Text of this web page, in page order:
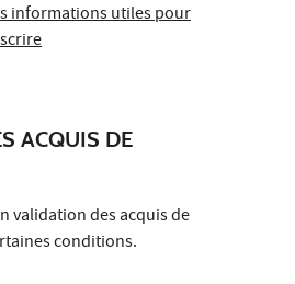
informations utiles pour
ACQUIS DE
validation des acquis de
conditions.